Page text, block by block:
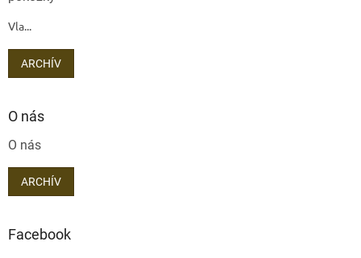
Vla...
ARCHÍV
O nás
O nás
ARCHÍV
Facebook